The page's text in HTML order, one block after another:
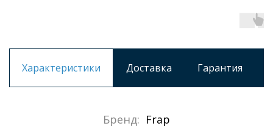
Характеристики Доставка Гарантия
Бренд: Frap